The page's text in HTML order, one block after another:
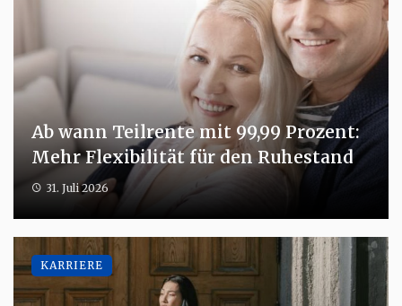
Ab wann Teilrente mit 99,99 Prozent:
Mehr Flexibilität für den Ruhestand
31. Juli 2026
KARRIERE